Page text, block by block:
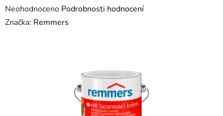
Průměrné
hodnocení
Neohodnoceno Podrobnosti hodnocení
Značka: Remmers